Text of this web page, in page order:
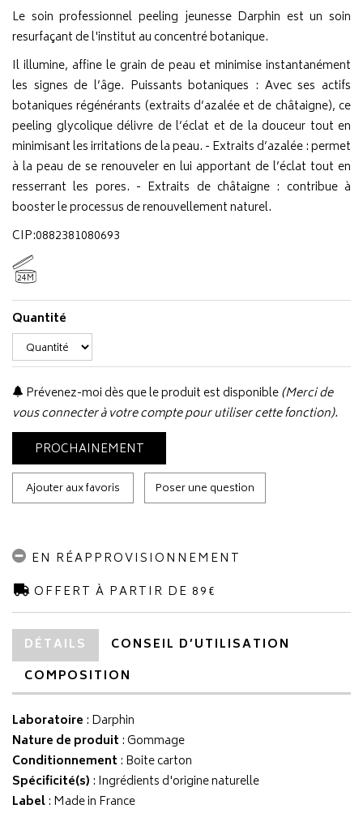
Le soin professionnel peeling jeunesse Darphin est un soin
resurfaçant de l'institut au concentré botanique.
Il illumine, affine le grain de peau et minimise instantanément
les signes de l’âge. Puissants botaniques : Avec ses actifs
botaniques régénérants (extraits d’azalée et de châtaigne), ce
peeling glycolique délivre de l’éclat et de la douceur tout en
minimisant les irritations de la peau. - Extraits d’azalée : permet
à la peau de se renouveler en lui apportant de l’éclat tout en
resserrant les pores. - Extraits de châtaigne : contribue à
booster le processus de renouvellement naturel.
CIP:0882381080693
24M
Quantité
Prévenez-moi dès que le produit est disponible(Merci de
vous connecter à votre compte pour utiliser cette fonction).
PROCHAINEMENT
Ajouter aux favoris Poser une question
EN RÉAPPROVISIONNEMENT
OFFERT À PARTIR DE 89€
DÉTAILS
CONSEIL D’UTILISATION
COMPOSITION
Laboratoire : Darphin
Nature de produit : Gommage
Conditionnement : Boite carton
Spécificité(s) : Ingrédients d'origine naturelle
Label: Made in France